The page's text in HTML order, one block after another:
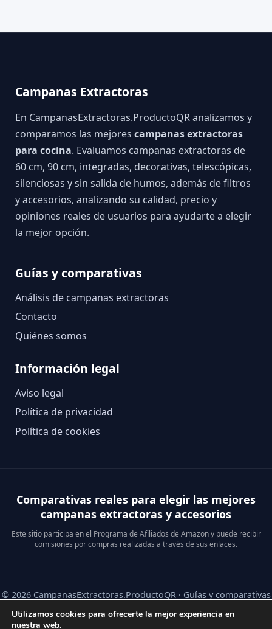
Campanas Extractoras
En CampanasExtractoras.ProductoQR analizamos y
comparamos las mejores campanas extractoras
para cocina. Evaluamos campanas extractoras de
60 cm, 90 cm, integradas, decorativas, telescópicas,
silenciosas y sin salida de humos, además de filtros
y accesorios, analizando su calidad, precio y
opiniones reales de usuarios para ayudarte a elegir
la mejor opción.
Guías y comparativas
Análisis de campanas extractoras
Contacto
Quiénes somos
Información legal
Aviso legal
Política de privacidad
Política de cookies
Comparativas reales para elegir las mejores
campanas extractoras y accesorios
Este sitio participa en el Programa de Afiliados de Amazon y puede recibir
comisiones por compras realizadas a través de sus enlaces.
© 2026 CampanasExtractoras.ProductoQR · Guías y comparativas
Utilizamos cookies para ofrecerte la mejor experiencia en
nuestra web.